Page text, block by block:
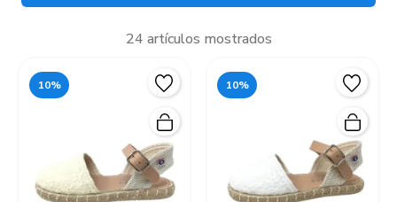
24 artículos mostrados
10% 10%